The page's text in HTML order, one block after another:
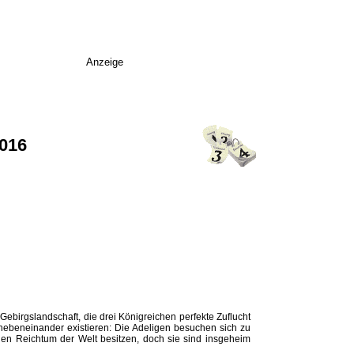
die drei Königreichen perfekte Zuflucht
existieren: Die Adeligen besuchen sich zu
Reichtum der Welt besitzen, doch sie sind insgeheim
Anzeige